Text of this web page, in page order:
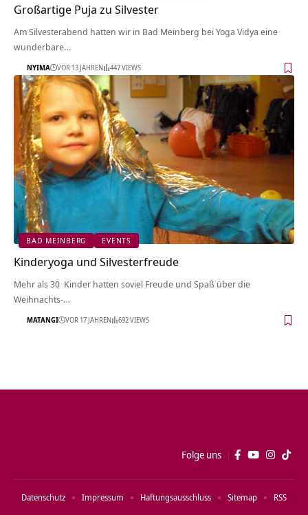
Großartige Puja zu Silvester
Am Silvesterabend hatten wir in Bad Meinberg bei Yoga Vidya eine
wunderbare…
NYIMA VOR 13 JAHREN 447 VIEWS
BAD MEINBERG EVENTS
Kinderyoga und Silvesterfreude
Mehr als 30 Kinder hatten soviel Freude und Spaß über die
Weihnachts-…
MATANGI VOR 17 JAHREN 692 VIEWS
Folge uns
Datenschutz Impressum Haftungsausschluss Sitemap RSS